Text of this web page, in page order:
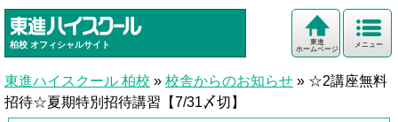
柏校 オフィシャルサイト メニュー
東進
ホームページ
東進ハイスクール 柏校 » 校舎からのお知らせ » ☆2講座無料
招待☆夏期特別招待講習【7/31〆切】